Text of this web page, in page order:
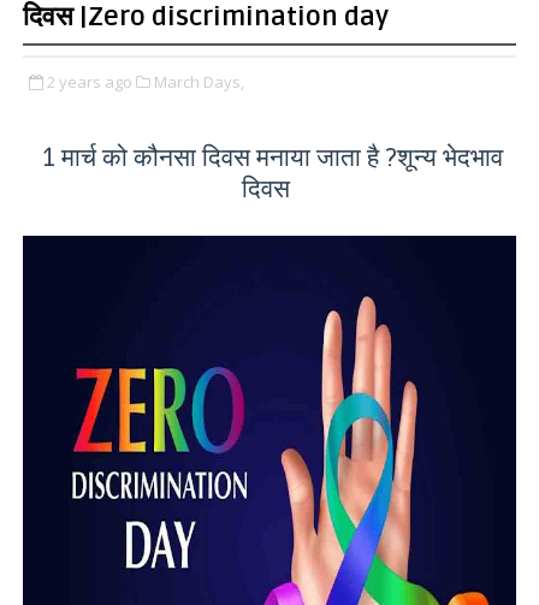
दिवस |Zero discrimination day
2 years ago March Days,
1 मार्च को कौनसा दिवस मनाया जाता है ?शून्य भेदभाव
दिवस